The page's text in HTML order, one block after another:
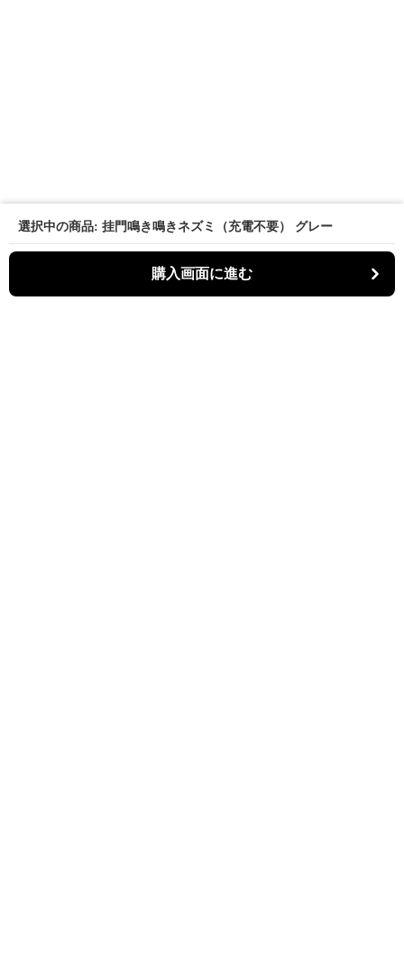
選択中の商品: 挂門鳴き鳴きネズミ（充電不要） グレー
購入画面に進む